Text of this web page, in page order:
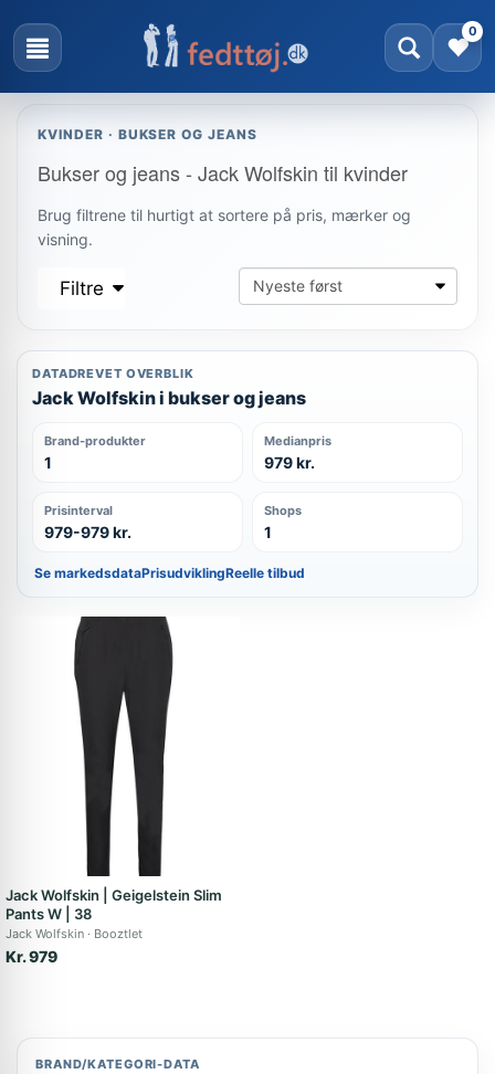
0
KVINDER · BUKSER OG JEANS
Bukser og jeans - Jack Wolfskin til kvinder
Brug filtrene til hurtigt at sortere på pris, mærker og
visning.
Filtre
DATADREVET OVERBLIK
Jack Wolfskin i bukser og jeans
Brand-produkter
1
Medianpris
979 kr.
Prisinterval
979-979 kr.
Shops
1
Se markedsdataPrisudviklingReelle tilbud
Jack Wolfskin | Geigelstein Slim
Pants W | 38
Jack Wolfskin Booztlet
Kr. 979
BRAND/KATEGORI-DATA